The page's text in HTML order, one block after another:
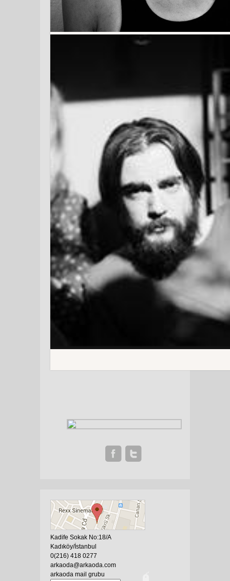
Kadife Sokak No:18/A
Kadıköy/İstanbul
0(216) 418 0277
arkaoda@arkaoda.com
arkaoda mail grubu